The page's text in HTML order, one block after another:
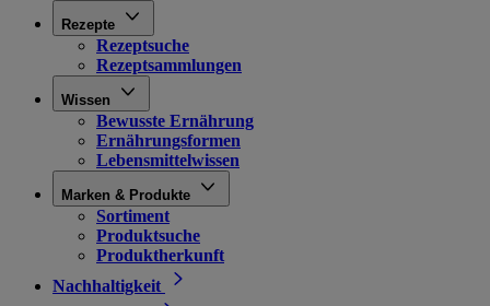
Rezepte
Rezeptsuche
Rezeptsammlungen
Wissen
Bewusste Ernährung
Ernährungsformen
Lebensmittelwissen
Marken & Produkte
Sortiment
Produktsuche
Produktherkunft
Nachhaltigkeit